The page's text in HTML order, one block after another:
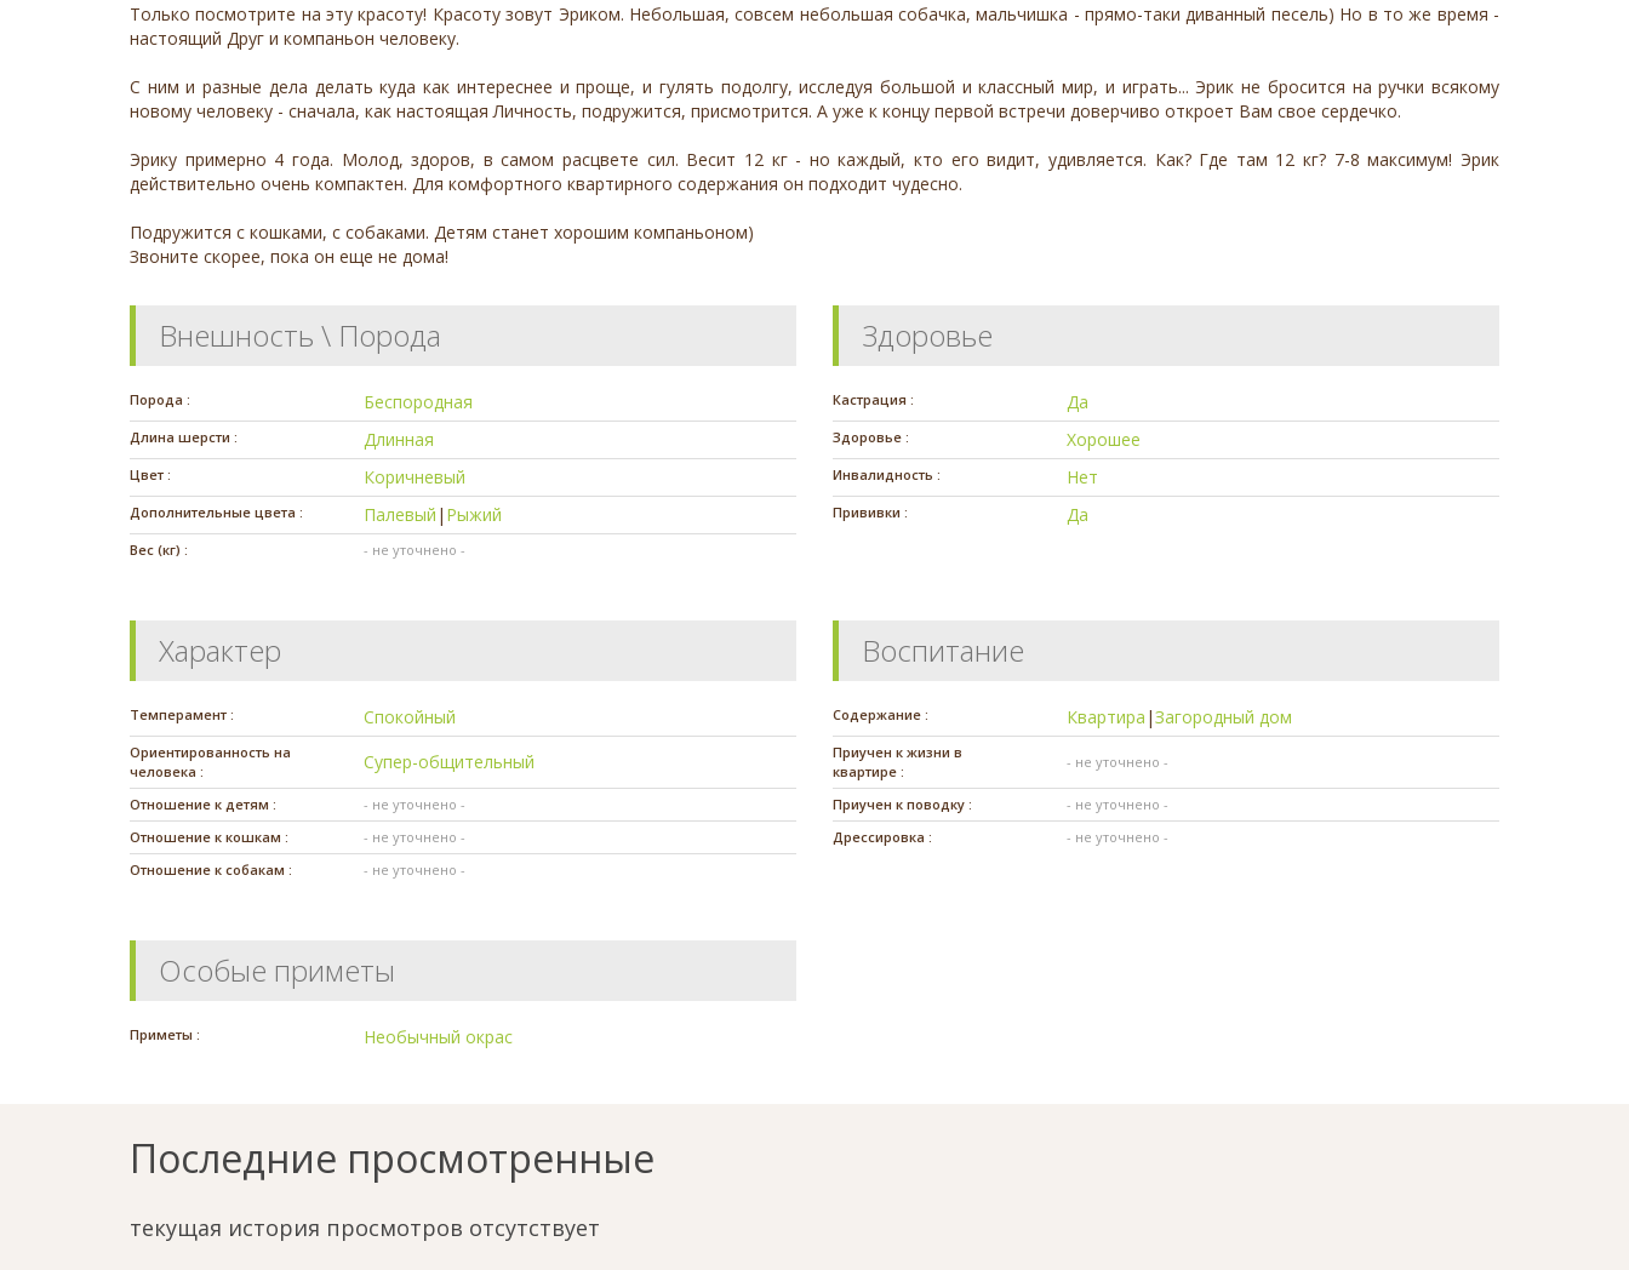
Только посмотрите на эту красоту! Красоту зовут Эриком. Небольшая, совсем небольшая собачка, мальчишка - прямо-таки диванный песель) Но в то же время -
настоящий Друг и компаньон человеку.
С ним и разные дела делать куда как интереснее и проще, и гулять подолгу, исследуя большой и классный мир, и играть... Эрик не бросится на ручки всякому
новому человеку - сначала, как настоящая Личность, подружится, присмотрится. А уже к концу первой встречи доверчиво откроет Вам свое сердечко.
Эрику примерно 4 года. Молод, здоров, в самом расцвете сил. Весит 12 кг - но каждый, кто его видит, удивляется. Как? Где там 12 кг? 7-8 максимум! Эрик
действительно очень компактен. Для комфортного квартирного содержания он подходит чудесно.
Подружится с кошками, с собаками. Детям станет хорошим компаньоном)
Звоните скорее, пока он еще не дома!
Внешность \ Порода
Порода : Беспородная
Длина шерсти : Длинная
Цвет : Коричневый
Дополнительные цвета : Палевый | Рыжий
Вес (кг) : - не уточнено -
Здоровье
Кастрация : Да
Здоровье : Хорошее
Инвалидность : Нет
Прививки : Да
Характер
Темперамент : Спокойный
Ориентированность на
человека :
Супер-общительный
Отношение к детям :
- не уточнено -
Отношение к кошкам :
- не уточнено -
Отношение к собакам :
- не уточнено -
Воспитание
Содержание : Квартира |Загородный дом
Приучен к жизни в
квартире :
- не уточнено -
Приучен к поводку :
- не уточнено -
Дрессировка :
- не уточнено -
Особые приметы
Приметы : Необычный окрас
Последние просмотренные
текущая история просмотров отсутствует